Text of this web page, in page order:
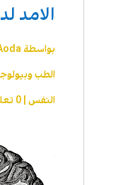
الامد
بواسطة
الطب
النفس| 0 تعليقات